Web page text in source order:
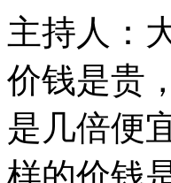
主持人：
价钱是贵
是几倍便
样的价钱